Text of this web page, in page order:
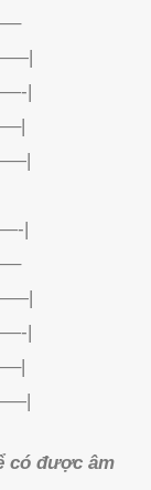
|
|
|
có được âm